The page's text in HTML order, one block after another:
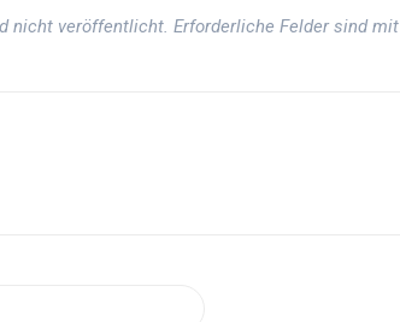
nicht veröffentlicht. Erforderliche Felder sind mit